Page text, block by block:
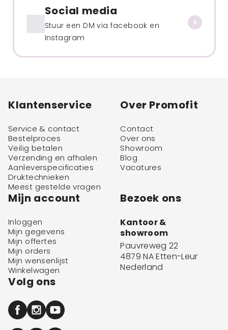
Social media
Stuur een DM via facebook en
Instagram
Klantenservice
Service & contact
Bestelproces
Veilig betalen
Verzending en afhalen
Aanleverspecificaties
Druktechnieken
Meest gestelde vragen
Over Promofit
Contact
Over ons
Showroom
Blog
Vacatures
Mijn account
Inloggen
Mijn gegevens
Mijn offertes
Mijn orders
Mijn wensenlijst
Winkelwagen
Bezoek ons
Kantoor &
showroom
Pauvreweg 22
4879 NA Etten-Leur
Nederland
Volg ons